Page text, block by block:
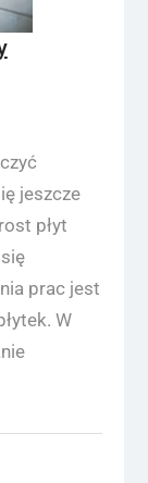
jeszcze
płyt
prac jest
W